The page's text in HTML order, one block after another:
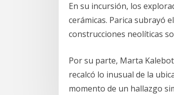
En su incursión, los
cerámicas. Parica subrayó
construcciones neolíticas
Por su parte, Marta
recalcó lo inusual de la
momento de un hallazgo